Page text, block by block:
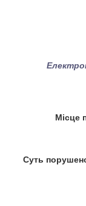
Місце
Суть